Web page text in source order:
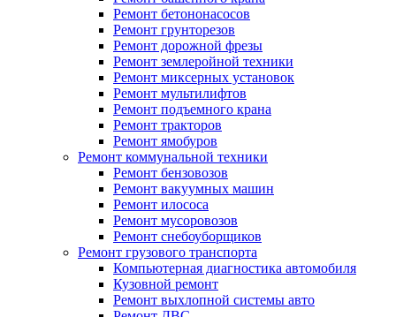
Ремонт бетононасосов
Ремонт грунторезов
Ремонт дорожной фрезы
Ремонт землеройной техники
Ремонт миксерных установок
Ремонт мультилифтов
Ремонт подъемного крана
Ремонт тракторов
Ремонт ямобуров
Ремонт коммунальной техники
Ремонт бензовозов
Ремонт вакуумных машин
Ремонт илососа
Ремонт мусоровозов
Ремонт снебоуборщиков
Ремонт грузового транспорта
Компьютерная диагностика автомобиля
Кузовной ремонт
Ремонт выхлопной системы авто